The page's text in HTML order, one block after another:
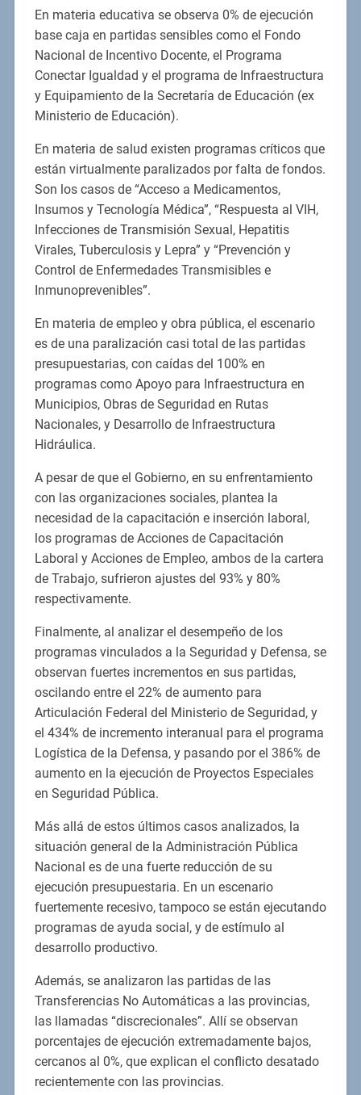
En materia educativa se observa 0% de ejecución
base caja en partidas sensibles como el Fondo
Nacional de Incentivo Docente, el Programa
Conectar Igualdad y el programa de Infraestructura
y Equipamiento de la Secretaría de Educación (ex
Ministerio de Educación).
En materia de salud existen programas críticos que
están virtualmente paralizados por falta de fondos.
Son los casos de “Acceso a Medicamentos,
Insumos y Tecnología Médica”, “Respuesta al VIH,
Infecciones de Transmisión Sexual, Hepatitis
Virales, Tuberculosis y Lepra” y “Prevención y
Control de Enfermedades Transmisibles e
Inmunoprevenibles”.
En materia de empleo y obra pública, el escenario
es de una paralización casi total de las partidas
presupuestarias, con caídas del 100% en
programas como Apoyo para Infraestructura en
Municipios, Obras de Seguridad en Rutas
Nacionales, y Desarrollo de Infraestructura
Hidráulica.
A pesar de que el Gobierno, en su enfrentamiento
con las organizaciones sociales, plantea la
necesidad de la capacitación e inserción laboral,
los programas de Acciones de Capacitación
Laboral y Acciones de Empleo, ambos de la cartera
de Trabajo, sufrieron ajustes del 93% y 80%
respectivamente.
Finalmente, al analizar el desempeño de los
programas vinculados a la Seguridad y Defensa, se
observan fuertes incrementos en sus partidas,
oscilando entre el 22% de aumento para
Articulación Federal del Ministerio de Seguridad, y
el 434% de incremento interanual para el programa
Logística de la Defensa, y pasando por el 386% de
aumento en la ejecución de Proyectos Especiales
en Seguridad Pública.
Más allá de estos últimos casos analizados, la
situación general de la Administración Pública
Nacional es de una fuerte reducción de su
ejecución presupuestaria. En un escenario
fuertemente recesivo, tampoco se están ejecutando
programas de ayuda social, y de estímulo al
desarrollo productivo.
Además, se analizaron las partidas de las
Transferencias No Automáticas a las provincias,
las llamadas “discrecionales”. Allí se observan
porcentajes de ejecución extremadamente bajos,
cercanos al 0%, que explican el conflicto desatado
recientemente con las provincias.